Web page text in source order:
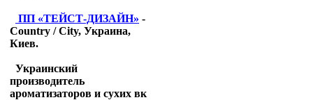
ПП «ТЕЙСТ-ДИЗАЙН» -
Country / City, Украина,
Киев.
Украинский
производитель
ароматизаторов и сухих вк